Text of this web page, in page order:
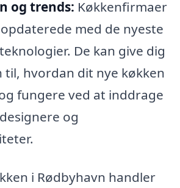
og trends: Køkkenfirmaer
med de nyeste
De kan give dig
til, hvordan dit nye køkken
fungere ved at inddrage
og
i Rødbyhavn handler